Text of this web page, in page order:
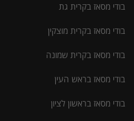
בודי מסאז בקרית גת
בודי מסאז בקרית מוצקין
בודי מסאז בקרית שמונה
בודי מסאז בראש העין
בודי מסאז בראשון לציון